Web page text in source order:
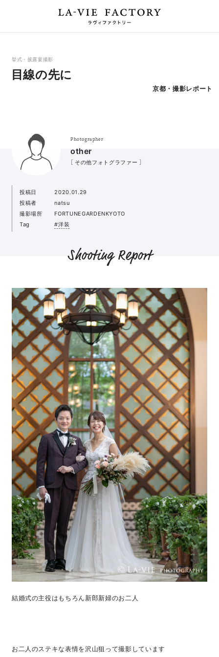
挙式・披露宴撮影
目線の先に
京都・撮影レポート
Photographer
other
［ その他フォトグラファー ］
投稿日
2020.01.29
投稿者
natsu
撮影場所
FORTUNEGARDENKYOTO
Tag
#洋装
Shooting Report
結婚式の主役はもちろん新郎新婦のお二人
お二人のステキな表情を沢山狙って撮影しています